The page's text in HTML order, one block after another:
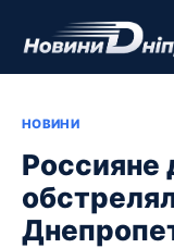
НОВИНИ
Россияне